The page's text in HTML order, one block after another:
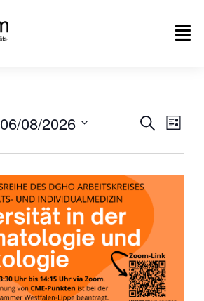
Suche
und
SucheListe
06/08/2026